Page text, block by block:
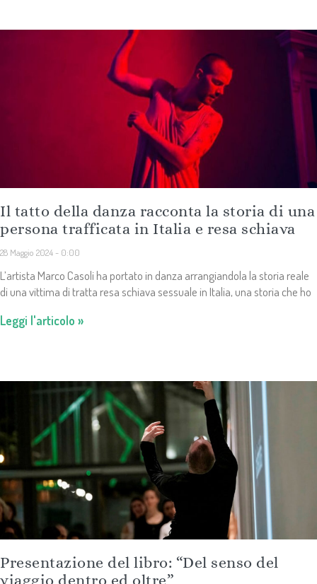
Il tatto della danza racconta la storia di una
persona trafficata in Italia e resa schiava
28 Maggio 2024 0:00
L’artista Marco Casoli ha portato in danza arrangiandola la storia reale
di una vittima di tratta resa schiava sessuale in Italia, una storia che ho
Leggi l'articolo »
Presentazione del libro: “Del senso del
viaggio dentro ed oltre”